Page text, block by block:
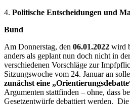
4. Politische Entscheidungen und
Bund
Am Donnerstag, den 06.01.2022 wird
anders als geplant nun doch nicht in
verschiedenen Vorschläge zur
Sitzungswoche vom 24. Januar an
zunächst eine
Argumenten stattfinden – ohne, dass
Gesetzentwürfe debattiert werden. Die